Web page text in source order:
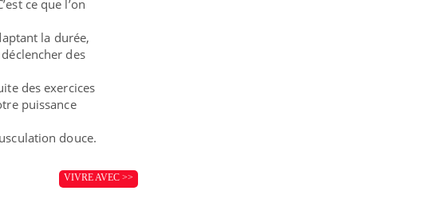
ce que l’on
la durée,
des
des exercices
puissance
douce.
VIVRE AVEC >>